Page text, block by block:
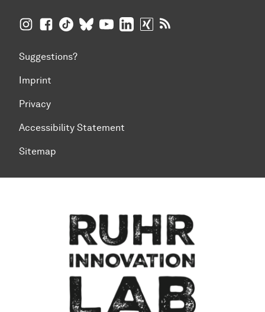
TU Dortmund University on Instagram
TU Dortmund University on Facebook
TU Dortmund University on TikTok
TU Dortmund University on BlueSky
TU Dortmund University on
TU Dortmund University on
TU Dortmund University
Suggestions?
Imprint
Privacy
Accessibility Statement
Sitemap